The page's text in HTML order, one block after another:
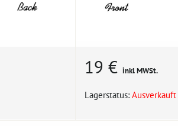
19 € inkl MWSt.
Lagerstatus: Ausverkauft